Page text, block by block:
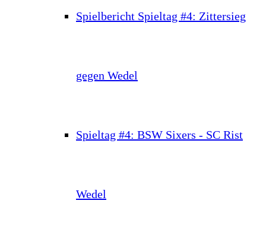
Spielbericht Spieltag #4: Zittersieg
gegen Wedel
Spieltag #4: BSW Sixers - SC Rist
Wedel